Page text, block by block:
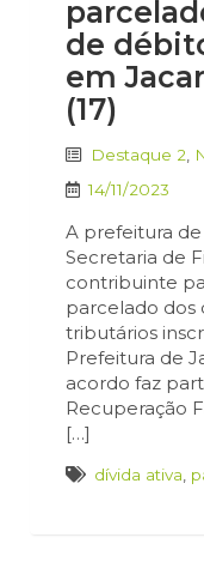
de
em
(17)
Destaque 2
14/11/2023
A prefeitura
Secretaria de
contribuinte
parcelado dos
tributários
Prefeitura de
acordo faz
Recuperação
[…]
dívida ativa